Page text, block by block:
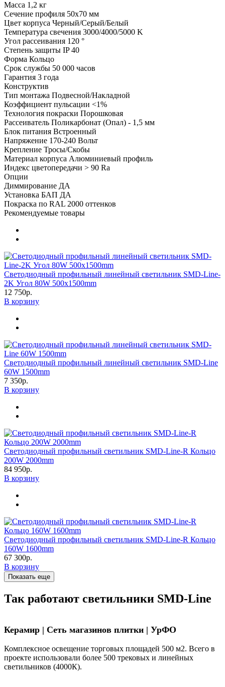
Масса 1,2 кг
Сечение профиля 50х70 мм
Цвет корпуса Черный/Серый/Белый
Температура свечения 3000/4000/5000 K
Угол рассеивания 120 °
Степень защиты IP 40
Форма Кольцо
Срок службы 50 000 часов
Гарантия 3 года
Конструктив
Тип монтажа Подвесной/Накладной
Коэффициент пульсации <1%
Технология покраски Порошковая
Рассеиватель Поликарбонат (Опал) - 1,5 мм
Блок питания Встроенный
Напряжение 170-240 Вольт
Крепление Тросы/Скобы
Материал корпуса Алюминиевый профиль
Индекс цветопередачи > 90 Ra
Опции
Диммирование ДА
Установка БАП ДА
Покраска по RAL 2000 оттенков
Рекомендуемые товары
Светодиодный профильный линейный светильник SMD-Line-
2K Угол 80W 500x1500mm
12 750р.
В корзину
Светодиодный профильный линейный светильник SMD-Line
60W 1500mm
7 350р.
В корзину
Светодиодный профильный светильник SMD-Line-R Кольцо
200W 2000mm
84 950р.
В корзину
Светодиодный профильный светильник SMD-Line-R Кольцо
160W 1600mm
67 300р.
В корзину
Показать еще
Так работают светильники SMD-Line
Керамир | Сеть магазинов плитки | УрФО
Комплексное освещение торговых площадей 500 м2. Всего в
проекте использовали более 500 трековых и линейных
светильников (4000К).